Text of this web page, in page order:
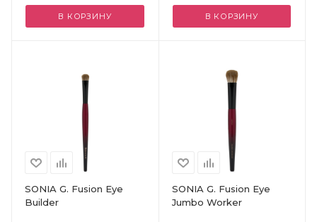
В КОРЗИНУ В КОРЗИНУ
SONIA G. Fusion Eye
Builder
SONIA G. Fusion Eye
Jumbo Worker